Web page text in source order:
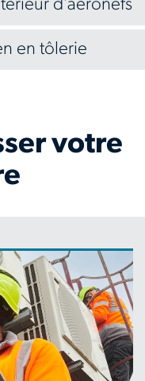
d’aéronefs
en tôlerie
votre